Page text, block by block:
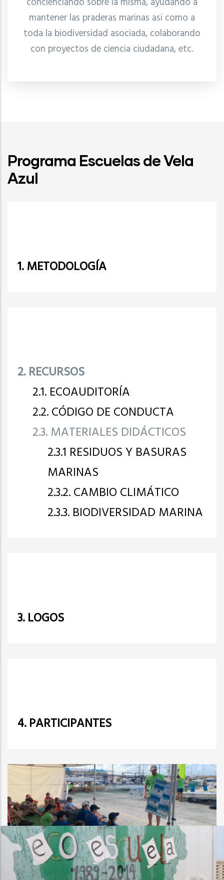
mantener las praderas marinas asi como a
toda la biodiversidad asociada, colaborando
con proyectos de ciencia ciudadana, etc.
Programa Escuelas de Vela
Azul
1. METODOLOGÍA
2. RECURSOS
2.1. ECOAUDITORÍA
2.2. CÓDIGO DE CONDUCTA
2.3. MATERIALES DIDÁCTICOS
2.3.1 RESIDUOS Y BASURAS
MARINAS
2.3.2. CAMBIO CLIMÁTICO
2.3.3. BIODIVERSIDAD MARINA
3. LOGOS
4. PARTICIPANTES